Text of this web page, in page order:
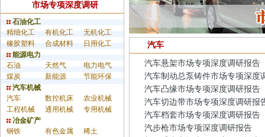
市场专项深度调研
石油化工
精细化工
有机化工
无机化工
橡胶塑料
合成材料
日用化工
能源电力
石油
天然气
电力电气
煤炭
新能源
节能环保
汽车机械
汽车
数控机床
农业机械
工程机械
通用机械
专用机械
冶金矿产
钢铁
有色金属
稀土
汽车
汽车悬架市场专项深度调研报告
汽车制动总泵铸件市场专项深度
汽车凸缘市场专项深度调研报告
汽车切边带市场专项深度调研报
汽车档套市场专项深度调研报告
汽步枪市场专项深度调研报告